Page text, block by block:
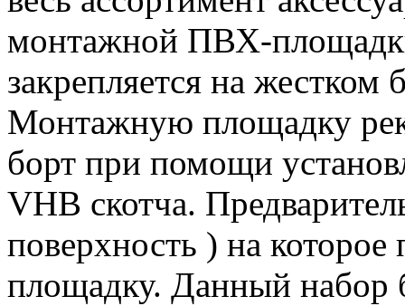
монтажной ПВХ-
закрепляется на жестком
Монтажную площадку
борт при помощи
VHB скотча.
поверхность ) на
площадку. Данный набор